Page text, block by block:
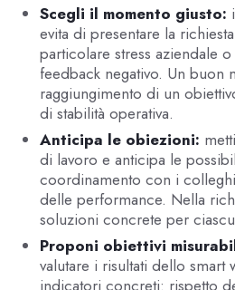
Scegli il momento giusto:
evita di presentare la
particolare stress aziendale
feedback negativo. Un buon
raggiungimento di un
di stabilità operativa.
Anticipa le obiezioni:
di lavoro e anticipa le
coordinamento con i
delle performance. Nella
soluzioni concrete per
Proponi obiettivi
valutare i risultati dello smart
indicatori concreti: rispetto